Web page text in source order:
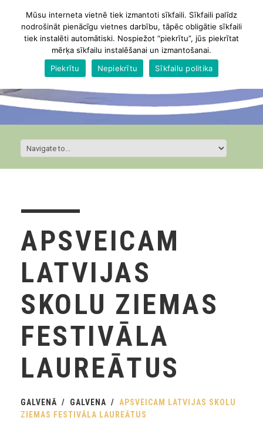
APSVEICAM
LATVIJAS
SKOLU ZIEMAS
FESTIVĀLA
LAUREĀTUS
GALVENĀ GALVENA
APSVEICAM LATVIJAS SKOLU
ZIEMAS FESTIVĀLA LAUREĀTUS
Mūsu interneta vietnē tiek izmantoti sīkfaili. Sīkfaili palīdz
nodrošināt pienācīgu vietnes darbību, tāpēc obligātie sīkfaili
tiek instalēti automātiski. Nospiežot “piekrītu”, jūs piekrītat
mērķa sīkfailu instalēšanai un izmantošanai.
Piekrītu
Nepiekrītu Sīkfailu politika